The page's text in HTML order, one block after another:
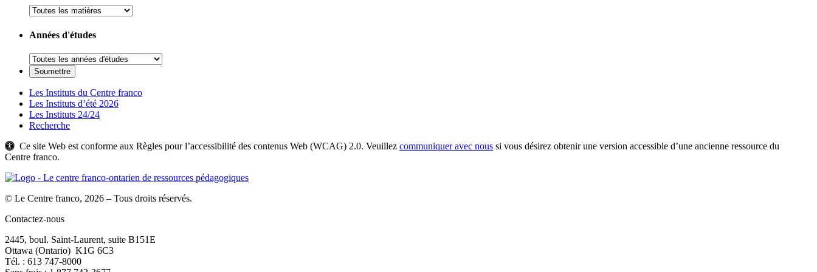
Années d'études
Les Instituts du Centre franco
Les Instituts d’été 2026
Les Instituts 24/24
Recherche
Ce site Web est conforme aux Règles pour l’accessibilité des contenus Web (WCAG) 2.0. Veuillez communiquer avec nous si vous désirez obtenir une version accessible d’une ancienne ressource du
Centre franco.
© Le Centre franco, 2026 – Tous droits réservés.
Contactez-nous
2445, boul. Saint-Laurent, suite B151E
Ottawa (Ontario) K1G 6C3
Tél. : 613 747‑8000